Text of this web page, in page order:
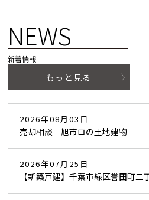
NEWS
新着情報
もっと見る
2026年08月03日
売却相談 旭市ロの土地建物
2026年07月25日
【新築戸建】千葉市緑区誉田町二